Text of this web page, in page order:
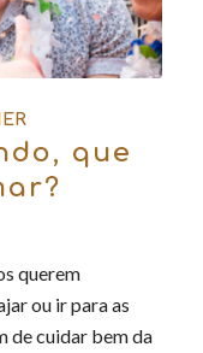
que
querem
ou ir para as
de cuidar bem da